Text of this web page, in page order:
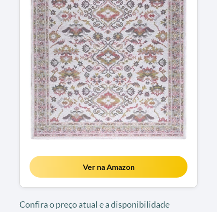
Ver na Amazon
Confira o preço atual e a disponibilidade